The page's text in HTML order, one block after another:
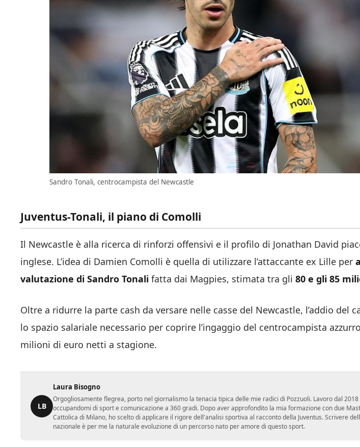
Sandro Tonali, centrocampista del Newcastle
Juventus-Tonali, il piano di Comolli
Il Newcastle è alla ricerca di rinforzi offensivi e il profilo di Jonathan David
inglese. L’idea di Damien Comolli è quella di utilizzare l’attaccante ex Lille per
valutazione di Sandro Tonali fatta dai Magpies, stimata tra gli 80 e gli 85
Oltre a ridurre la parte cash da versare nelle casse del Newcastle, l’addio del
lo spazio salariale necessario per coprire l’ingaggio del centrocampista
milioni di euro netti a stagione.
LB
Laura Bisogno
Orgogliosamente flegrea, porto nel giornalismo la tenacia tipica delle mie radici di Pozzuoli. Lavoro dal
occupandomi di sport e comunicazione a 360 gradi. Dopo aver approfondito la mia formazione con due
Cattolica di Milano, ho scelto di applicare il rigore dell'analisi sportiva al racconto della Juventus. Scrivere
nazionale è per me la naturale evoluzione di un percorso nato per amore di questo sport.